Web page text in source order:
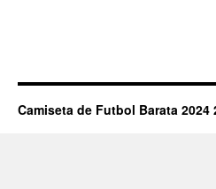
Camiseta de Futbol Barata